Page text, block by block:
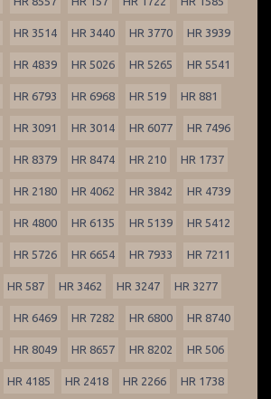
HR 3514 HR 3440 HR 3770 HR 3939
HR 4839 HR 5026 HR 5265 HR 5541
HR 6793 HR 6968 HR 519 HR 881
HR 3091 HR 3014 HR 6077 HR 7496
HR 8379 HR 8474 HR 210 HR 1737
HR 2180 HR 4062 HR 3842 HR 4739
HR 4800 HR 6135 HR 5139 HR 5412
HR 5726 HR 6654 HR 7933 HR 7211
HR 587 HR 3462 HR 3247 HR 3277
HR 6469 HR 7282 HR 6800 HR 8740
HR 8049 HR 8657 HR 8202 HR 506
HR 4185 HR 2418 HR 2266 HR 1738